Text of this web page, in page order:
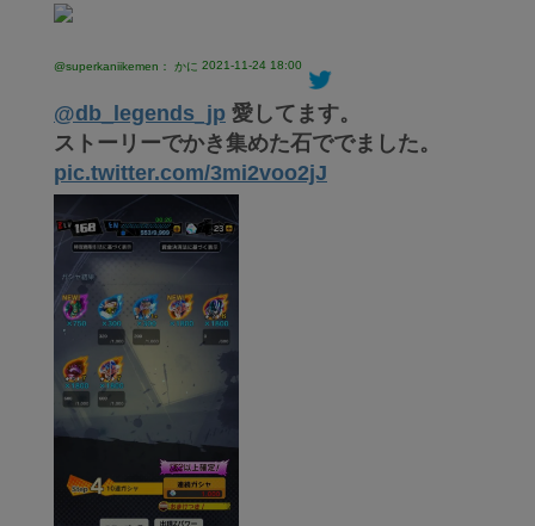
@superkaniikemen： かに 2021-11-24 18:00
@db_legends_jp 愛してます。
ストーリーでかき集めた石ででました。
pic.twitter.com/3mi2voo2jJ